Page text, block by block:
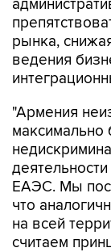
рынка,
ведения
"Армения
максимально
ЕАЭС. Мы
что
на всей
считаем